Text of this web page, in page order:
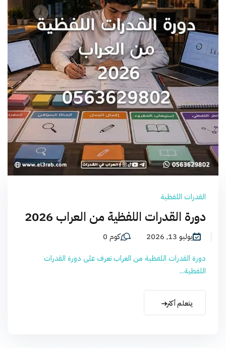
القدرات اللفظية
دورة القدرات اللفظية من العراب 2026
يوليو 13, 2026
كوم 0
دورة القدرات اللفظية من العراب تعرف على دورة القدرات
اللفظية...
يتعلم أكثر